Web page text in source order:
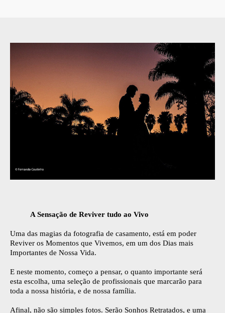
A Sensação de Reviver tudo ao Vivo
Uma das magias da fotografia de casamento, está em poder
Reviver os Momentos que Vivemos, em um dos Dias mais
Importantes de Nossa Vida.
E neste momento, começo a pensar, o quanto importante será
esta escolha, uma seleção de profissionais que marcarão para
toda a nossa história, e de nossa família.
Afinal, não são simples fotos. Serão Sonhos Retratados, e uma